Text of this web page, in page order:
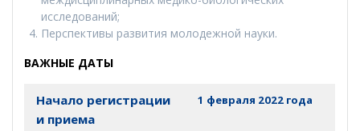
исследований;
Перспективы развития молодежной науки.
ВАЖНЫЕ ДАТЫ
Начало регистрации
и приема
1 февраля 2022 года